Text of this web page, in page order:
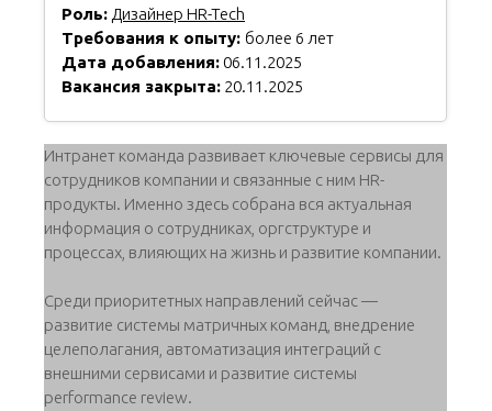
Роль: Дизайнер HR-Tech
Требования к опыту: более 6 лет
Дата добавления: 06.11.2025
Вакансия закрыта: 20.11.2025
Интранет команда развивает ключевые сервисы для
сотрудников компании и связанные с ним HR-
продукты. Именно здесь собрана вся актуальная
информация о сотрудниках, оргструктуре и
процессах, влияющих на жизнь и развитие компании.
Среди приоритетных направлений сейчас —
развитие системы матричных команд, внедрение
целеполагания, автоматизация интеграций с
внешними сервисами и развитие системы
performance review.